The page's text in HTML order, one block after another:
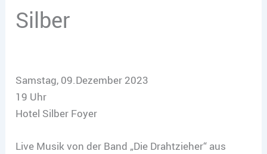
Silber
Samstag, 09.Dezember 2023
19 Uhr
Hotel Silber Foyer
Live Musik von der Band „Die Drahtzieher“ aus